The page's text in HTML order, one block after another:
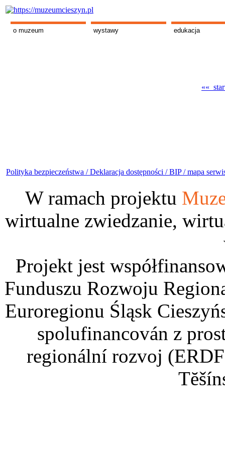
o muzeum wystawy edukacja
««
Polityka bezpieczeństwa /Deklaracja dostępności /BIP /mapa
W ramach projektu
wirtualne zwiedzanie,
Projekt jest
Funduszu Rozwoju
Euroregionu Śląsk
spolufinancován z
regionální rozvoj